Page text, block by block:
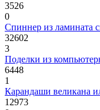
3526
0
Спиннер из ламината
32602
3
Поделки из
6448
1
Карандаши великана
12973